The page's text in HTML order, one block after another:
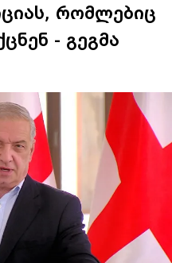
რომლებიც
- გეგმა